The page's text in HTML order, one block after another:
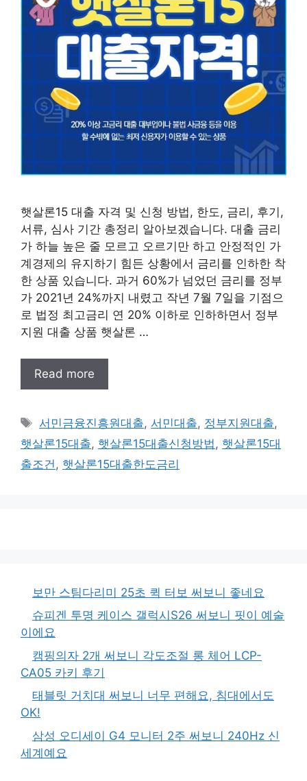
햇살론15 대출 자격 및 신청 방법, 한도, 금리, 후기,
서류, 심사 기간 총정리 알아보겠습니다. 대출 금리
가 하늘 높은 줄 모르고 오르기만 하고 안정적인 가
계경제의 유지하기 힘든 상황에서 금리를 인하한 착
한 상품 있습니다. 과거 60%가 넘었던 금리를 정부
가 2021년 24%까지 내렸고 작년 7월 7일을 기점으
로 법정 최고금리 연 20% 이하로 인하하면서 정부
지원 대출 상품 햇살론 …
Read more
태
그
서민금융진흥원대출, 서민대출, 정부지원대출,
햇살론15대출, 햇살론15대출신청방법 , 햇살론15대
출조건 , 햇살론15대출한도금리
보만 스팀다리미 25초 퀵 터보 써보니 좋네요
슈피겐 투명 케이스 갤럭시S26 써보니 핏이 예술
이에요
캠핑의자 2개 써보니 각도조절 롱 체어 LCP-
CA05 카키 후기
태블릿 거치대 써보니 너무 편해요, 침대에서도
OK!
삼성 오디세이 G4 모니터 2주 써보니 240Hz 신
세계예요